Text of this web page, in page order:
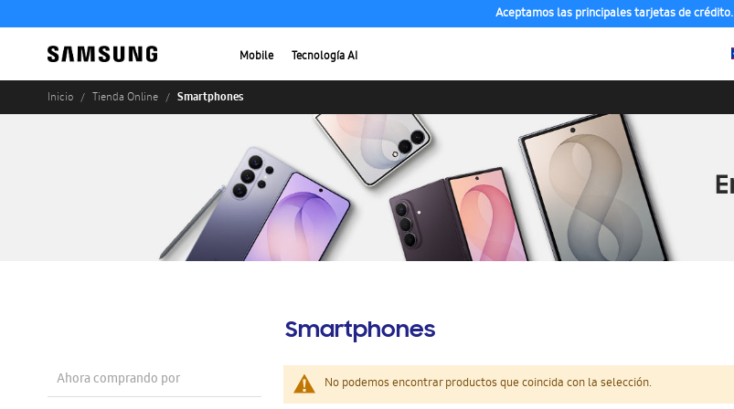
Aceptamos las principales tarjetas de crédito.
Mobile Tecnología AI
Inicio Tienda Online Smartphones
Smartphones
No podemos encontrar productos que coincida con la selección.
Ahora comprando por